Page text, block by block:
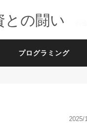
との闘い
プログラミング
2025/